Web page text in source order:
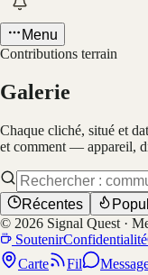
Menu
Contributions terrain
Galerie
Chaque cliché, situé et
et comment — appareil,
Récentes
© 2026 Signal Quest ·
SoutenirConfidentialité
Carte
Fil